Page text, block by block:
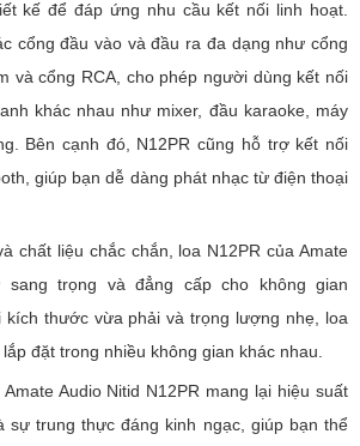
kế để đáp ứng nhu cầu kết nối linh hoạt.
cổng đầu vào và đầu ra đa dạng như cổng
và cổng RCA, cho phép người dùng kết nối
khác nhau như mixer, đầu karaoke, máy
Bên cạnh đó, N12PR cũng hỗ trợ kết nối
giúp bạn dễ dàng phát nhạc từ điện thoại
chất liệu chắc chắn, loa N12PR của Amate
sang trọng và đẳng cấp cho không gian
kích thước vừa phải và trọng lượng nhẹ, loa
đặt trong nhiều không gian khác nhau.
Audio Nitid N12PR mang lại hiệu suất
sự trung thực đáng kinh ngạc, giúp bạn thể